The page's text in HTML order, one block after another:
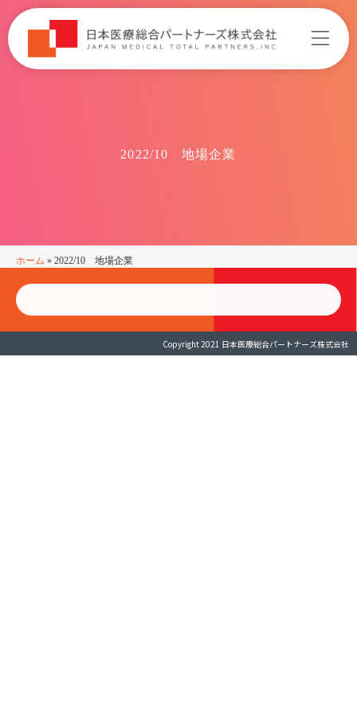
2022/10 地場企業
ホーム » 2022/10 地場企業
Copyright 2021 日本医療総合パートナーズ株式会社